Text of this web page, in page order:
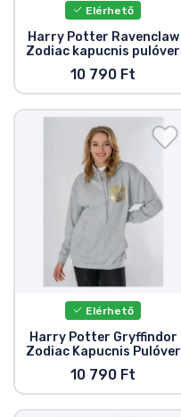
Elérhető
Harry Potter Ravenclaw
Zodiac kapucnis pulóver
10 790 Ft
Elérhető
Harry Potter Gryffindor
Zodiac Kapucnis Pulóver
10 790 Ft